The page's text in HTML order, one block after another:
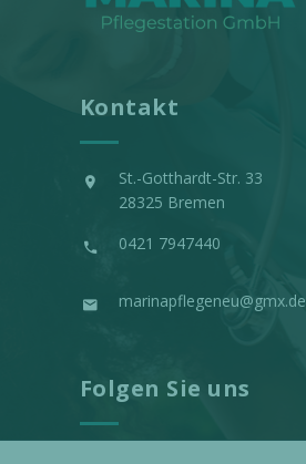
Kontakt
St.-Gotthardt-Str. 33
28325 Bremen
0421 7947440
marinapflegeneu@gmx.de
Folgen Sie uns